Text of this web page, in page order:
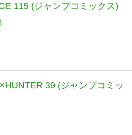
115 (ジャンプコミックス)
39 (ジャンプコミッ